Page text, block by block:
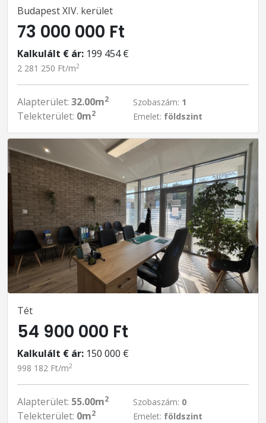
Budapest XIV. kerület
73 000 000 Ft
Kalkulált € ár: 199 454 €
2 281 250 Ft/m2
Alapterület: 32.00m2
Telekterület: 0m2
Szobaszám: 1
Emelet: földszint
Tét
54 900 000 Ft
Kalkulált € ár: 150 000 €
998 182 Ft/m2
Alapterület: 55.00m2
Telekterület: 0m2
Szobaszám: 0
Emelet: földszint